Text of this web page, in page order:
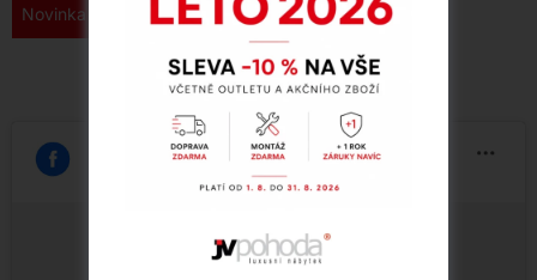
Novinka 2026 (34) Zakázková výroba (21)